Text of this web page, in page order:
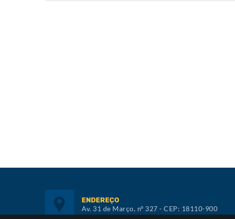
ENDEREÇO
Av. 31 de Março, nº 327 - CEP: 18110-900